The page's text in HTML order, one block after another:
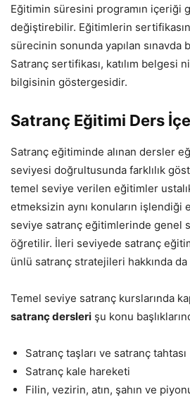
Eğitimin süresini programın içeriği
değiştirebilir. Eğitimlerin
sürecinin sonunda yapılan sınavda
Satranç sertifikası, katılım belgesi
bilgisinin göstergesidir.
Satranç Eğitimi Ders
Satranç eğitiminde alınan dersler
seviyesi doğrultusunda farklılık
temel seviye verilen eğitimler
etmeksizin aynı konuların işlendiği
seviye satranç eğitimlerinde genel
öğretilir. İleri seviyede satranç
ünlü satranç stratejileri hakkında
Temel seviye satranç kurslarında
satranç dersleri şu konu
Satranç taşları ve satranç tahtası
Satranç kale hareketi
Filin, vezirin, atın, şahın ve